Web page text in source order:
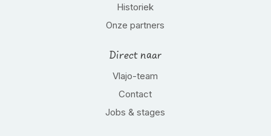
Historiek
Onze partners
Direct naar
Vlajo-team
Contact
Jobs & stages